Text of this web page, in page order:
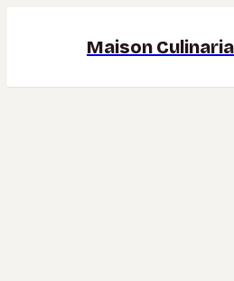
Maison Culinaria